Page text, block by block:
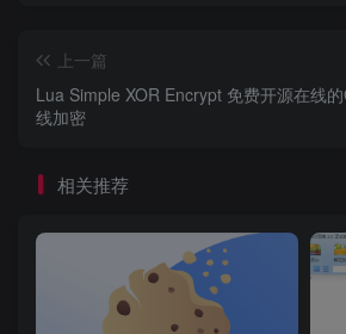
上一篇
Lua Simple XOR Encrypt 免费开源在线
线加密
相关推荐